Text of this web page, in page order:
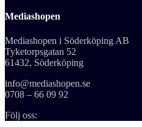
Mediashopen
Mediashopen i Söderköping AB
Tyketorpsgatan 52
61432, Söderköping
info@mediashopen.se
0708 – 66 09 92
Följ oss: